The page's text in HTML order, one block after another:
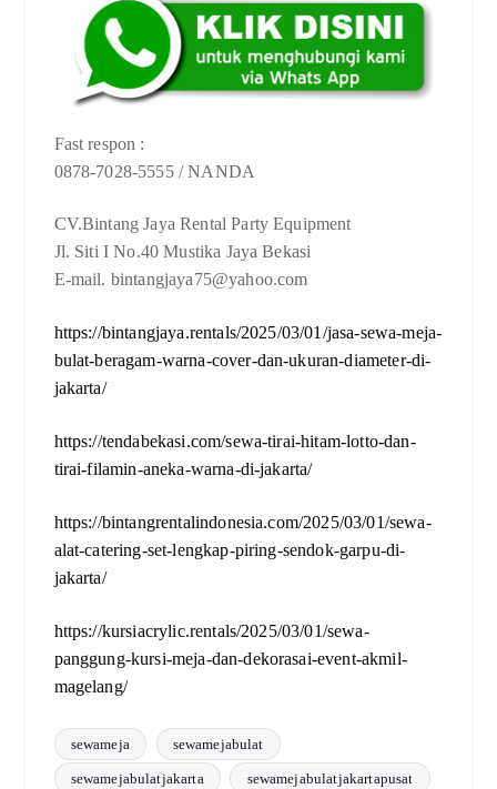
Fast respon :
0878-7028-5555 / NANDA
CV.Bintang Jaya Rental Party Equipment
Jl. Siti I No.40 Mustika Jaya Bekasi
E-mail. bintangjaya75@yahoo.com
https://bintangjaya.rentals/2025/03/01/jasa-sewa-meja-
bulat-beragam-warna-cover-dan-ukuran-diameter-di-
jakarta/
https://tendabekasi.com/sewa-tirai-hitam-lotto-dan-
tirai-filamin-aneka-warna-di-jakarta/
https://bintangrentalindonesia.com/2025/03/01/sewa-
alat-catering-set-lengkap-piring-sendok-garpu-di-
jakarta/
https://kursiacrylic.rentals/2025/03/01/sewa-
panggung-kursi-meja-dan-dekorasai-event-akmil-
magelang/
sewameja sewamejabulat
sewamejabulatjakarta sewamejabulatjakartapusat